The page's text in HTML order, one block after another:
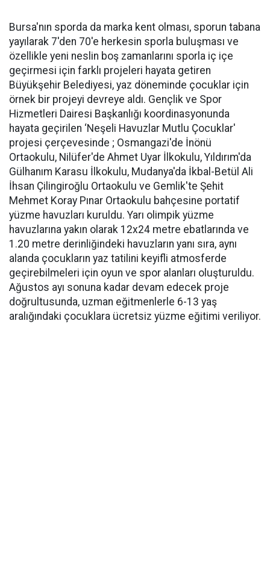
Bursa'nın sporda da marka kent olması, sporun tabana
yayılarak 7'den 70'e herkesin sporla buluşması ve
özellikle yeni neslin boş zamanlarını sporla iç içe
geçirmesi için farklı projeleri hayata getiren
Büyükşehir Belediyesi, yaz döneminde çocuklar için
örnek bir projeyi devreye aldı. Gençlik ve Spor
Hizmetleri Dairesi Başkanlığı koordinasyonunda
hayata geçirilen ‘Neşeli Havuzlar Mutlu Çocuklar'
projesi çerçevesinde ; Osmangazi'de İnönü
Ortaokulu, Nilüfer'de Ahmet Uyar İlkokulu, Yıldırım'da
Gülhanım Karasu İlkokulu, Mudanya'da İkbal-Betül Ali
İhsan Çilingiroğlu Ortaokulu ve Gemlik'te Şehit
Mehmet Koray Pınar Ortaokulu bahçesine portatif
yüzme havuzları kuruldu. Yarı olimpik yüzme
havuzlarına yakın olarak 12x24 metre ebatlarında ve
1.20 metre derinliğindeki havuzların yanı sıra, aynı
alanda çocukların yaz tatilini keyifli atmosferde
geçirebilmeleri için oyun ve spor alanları oluşturuldu.
Ağustos ayı sonuna kadar devam edecek proje
doğrultusunda, uzman eğitmenlerle 6-13 yaş
aralığındaki çocuklara ücretsiz yüzme eğitimi veriliyor.